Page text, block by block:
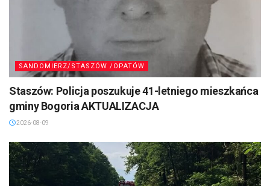
SANDOMIERZ/STASZÓW /OPATÓW
Staszów: Policja poszukuje 41-letniego mieszkańca
gminy Bogoria AKTUALIZACJA
2026-08-09